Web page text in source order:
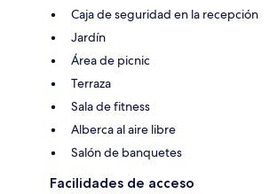
Caja de seguridad en la recepción
Jardín
Área de picnic
Terraza
Sala de fitness
Alberca al aire libre
Salón de banquetes
Facilidades de acceso